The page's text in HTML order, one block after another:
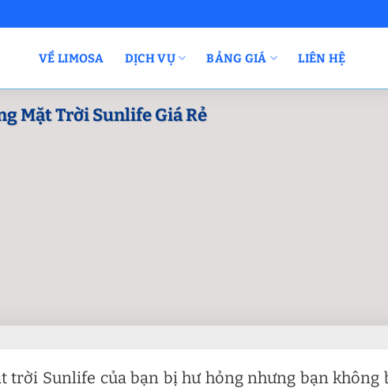
VỀ LIMOSA DỊCH VỤ BẢNG GIÁ LIÊN HỆ
Mặt Trời Sunlife Giá Rẻ
trời Sunlife của bạn bị hư hỏng nhưng bạn không